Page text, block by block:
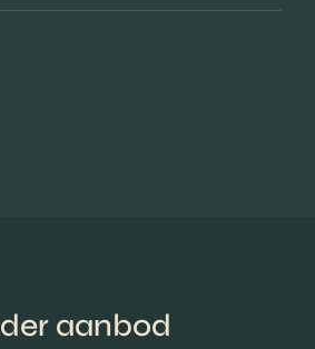
aanbod